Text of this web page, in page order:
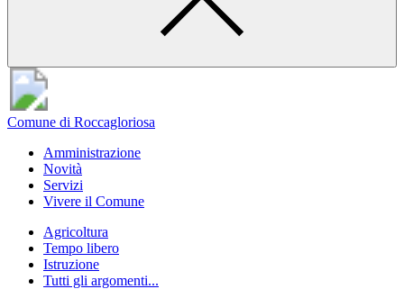
Comune di Roccagloriosa
Amministrazione
Novità
Servizi
Vivere il Comune
Agricoltura
Tempo libero
Istruzione
Tutti gli argomenti...